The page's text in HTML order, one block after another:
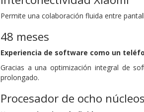
Permite una colaboración fluida entre
48 meses
Experiencia de software como un
Gracias a una optimización integral de
prolongado.
Procesador de ocho núcleos